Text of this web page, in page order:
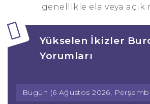
genellikle ela veya
Yükselen İkizler
Yorumları
Bugün (6 Ağustos 2026,